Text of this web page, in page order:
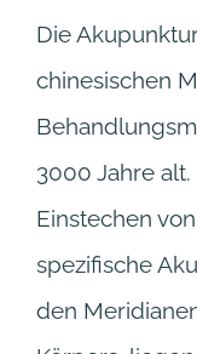
Die
chinesischen
3000 Jahre
Einstechen
spezifische
den